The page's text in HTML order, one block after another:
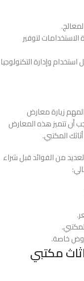
لتوفير
وإدارة التكنولوجيا
زيارة معارض
أن تتميز هذه المعارض
المكتبي.
من الفوائد قبل شراء
خاصة.
مكتبي